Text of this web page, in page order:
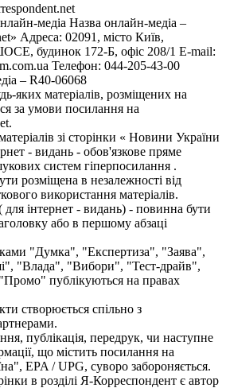
медіа Назва онлайн-медіа –
Адреса: 02091, місто Київ,
будинок 172-Б, офіс 208/1 E-mail:
Телефон: 044-205-43-00
– R40-06068
яких матеріалів, розміщених на
за умови посилання на
зі сторінки « Новини України
- видань - обов'язкове пряме
систем гіперпосилання .
розміщена в незалежності від
використання матеріалів.
для інтернет - видань) - повинна бути
або в першому абзаці
"Думка", "Експертиза", "Заява",
"Влада", "Вибори", "Тест-драйв",
публікуються на правах
створюється спільно з
публікація, передрук, чи наступне
що містить посилання на
EPA / UPG, суворо забороняється.
в розділі Я-Корреспондент є автор